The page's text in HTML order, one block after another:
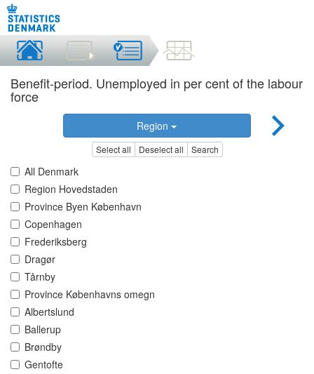
Benefit-period. Unemployed in per cent of the labour
force
Region
Select all Deselect all Search
All Denmark
Region Hovedstaden
Province Byen København
Copenhagen
Frederiksberg
Dragør
Tårnby
Province Københavns omegn
Albertslund
Ballerup
Brøndby
Gentofte